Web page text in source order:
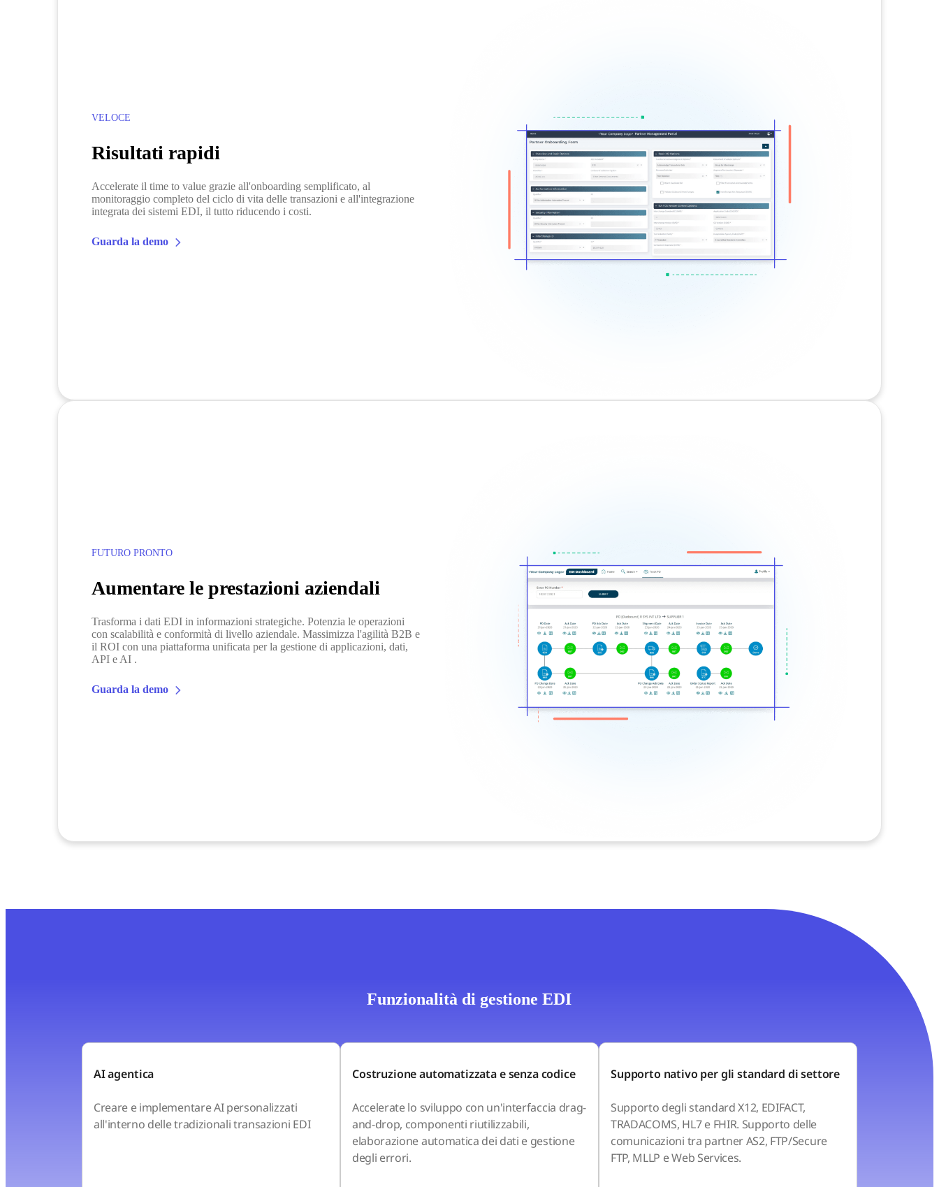
VELOCE
Risultati rapidi
Accelerate il time to value grazie all'onboarding semplificato, al
monitoraggio completo del ciclo di vita delle transazioni e all'integrazione
integrata dei sistemi EDI, il tutto riducendo i costi.
Guarda la demo
FUTURO PRONTO
Aumentare le prestazioni aziendali
Trasforma i dati EDI in informazioni strategiche. Potenzia le operazioni
con scalabilità e conformità di livello aziendale. Massimizza l'agilità B2B e
il ROI con una piattaforma unificata per la gestione di applicazioni, dati,
API e AI .
Guarda la demo
Funzionalità di gestione EDI
AI agentica
Creare e implementare AI personalizzati
all'interno delle tradizionali transazioni EDI
Costruzione automatizzata e senza codice
Accelerate lo sviluppo con un'interfaccia drag-
and-drop, componenti riutilizzabili,
elaborazione automatica dei dati e gestione
degli errori.
Supporto nativo per gli standard di settore
Supporto degli standard X12, EDIFACT,
TRADACOMS, HL7 e FHIR. Supporto delle
comunicazioni tra partner AS2, FTP/Secure
FTP, MLLP e Web Services.